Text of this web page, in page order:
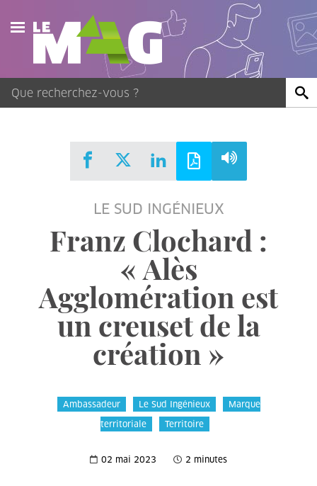
Actualités
Agenda
Publications
LE SUD INGÉNIEUX
Franz Clochard :
« Alès
Agglomération est
un creuset de la
création »
Ambassadeur Le Sud Ingénieux
Marque
territoriale
Territoire
02 mai 2023 2 minutes